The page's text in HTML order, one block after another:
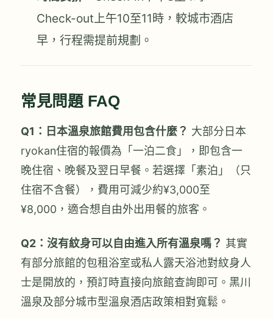
Check-out上午10至11時，較城市酒店
早，行程需提前規劃。
常見問題 FAQ
Q1：日本溫泉旅館費用包含什麼？ 大部分日本
ryokan住宿的報價為「一泊二食」，即包含一
晚住宿、晚餐及翌日早餐。若選擇「素泊」（只
住宿不含餐），費用可減少約¥3,000至
¥8,000，適合想自由外出用餐的旅客。
Q2：沒有紋身可以自由進入所有溫泉嗎？ 其實
有部分旅館的包租浴室或私人露天浴池對紋身人
士是開放的，預訂時直接向旅館查詢即可。黑川
溫泉及部分城市型溫泉酒店政策相對寬鬆。